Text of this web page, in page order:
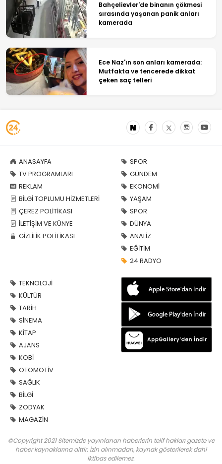
Bahçelievler'de binanın çökmesi
sırasında yaşanan panik anları
kamerada
Ece Naz'ın son anları kamerada:
Mutfakta ve tencerede dikkat
çeken saç telleri
ANASAYFA
TV PROGRAMLARI
REKLAM
BİLGİ TOPLUMU HİZMETLERİ
ÇEREZ POLİTİKASI
İLETİŞİM VE KÜNYE
GİZLİLİK POLİTİKASI
SPOR
GÜNDEM
EKONOMİ
YAŞAM
SPOR
DÜNYA
ANALİZ
EĞİTİM
24 RADYO
TEKNOLOJİ
KÜLTÜR
TARİH
SİNEMA
KİTAP
AJANS
KOBİ
OTOMOTİV
SAĞLIK
BİLGİ
ZODYAK
MAGAZİN
©Copyright 2021 Sitemizde yayınlanan haberlerin telif hakları gazete ve
haber kaynaklarına aittir. İzin alınmadan, kaynak gösterilerek dahi
iktibas edilemez.